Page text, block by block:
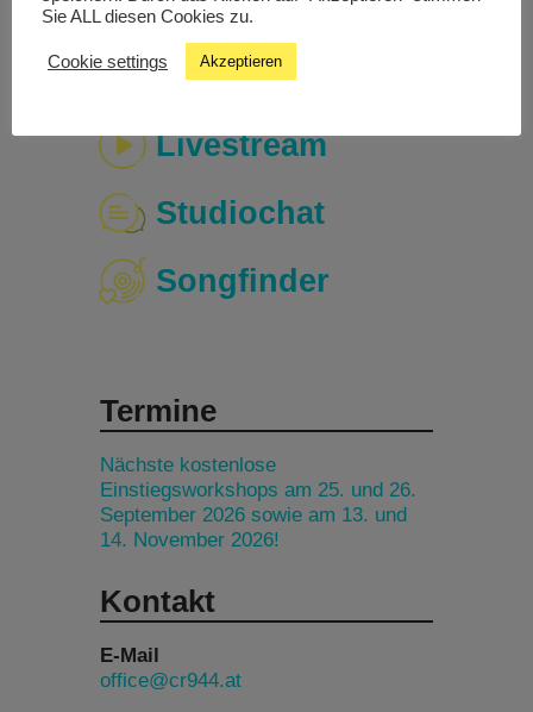
Livestream
Studiochat
Songfinder
Termine
Nächste kostenlose
Einstiegsworkshops am 25. und 26.
September 2026 sowie am 13. und
14. November 2026!
Kontakt
E-Mail
office@cr944.at
Sie ALL diesen Cookies zu.
Cookie settings Akzeptieren